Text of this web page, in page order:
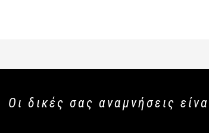
Οι δικές σας αναμνήσεις